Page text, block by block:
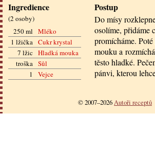
Ingredience
(2 osoby)
250 ml
Mléko
1 lžička Cukr krystal
7 lžic Hladká mouka
troška Sůl
1
Vejce
Postup
Do mísy
osolíme, přidáme
promícháme.
mouku a
těsto hladké.
pánvi, kterou
© 2007–2026Autoři receptů